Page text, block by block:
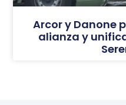
Arcor y Danone
alianza y